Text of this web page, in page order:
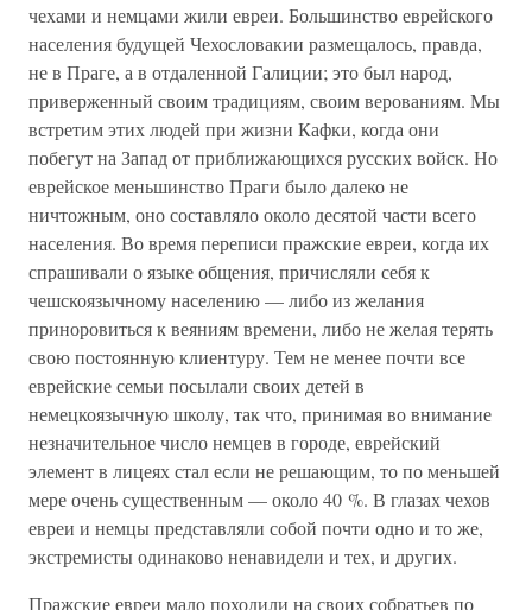
чехами и немцами жили евреи. Большинство еврейского
населения будущей Чехословакии размещалось, правда,
не в Праге, а в отдаленной Галиции; это был народ,
приверженный своим традициям, своим верованиям. Мы
встретим этих людей при жизни Кафки, когда они
побегут на Запад от приближающихся русских войск. Но
еврейское меньшинство Праги было далеко не
ничтожным, оно составляло около десятой части всего
населения. Во время переписи пражские евреи, когда их
спрашивали о языке общения, причисляли себя к
чешскоязычному населению — либо из желания
приноровиться к веяниям времени, либо не желая терять
свою постоянную клиентуру. Тем не менее почти все
еврейские семьи посылали своих детей в
немецкоязычную школу, так что, принимая во внимание
незначительное число немцев в городе, еврейский
элемент в лицеях стал если не решающим, то по меньшей
мере очень существенным — около 40 %. В глазах чехов
евреи и немцы представляли собой почти одно и то же,
экстремисты одинаково ненавидели и тех, и других.
Пражские евреи мало походили на своих собратьев по